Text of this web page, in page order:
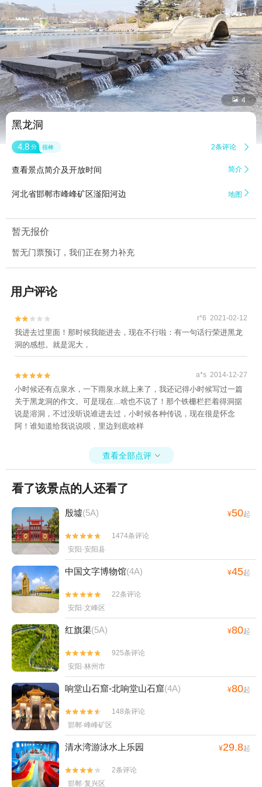
 4
黑龙洞
4.8 分 很棒 2条评论 
查看景点简介及开放时间 简介 
河北省邯郸市峰峰矿区滏阳河边 地图 
暂无报价
暂无门票预订，我们正在努力补充
用户评论

 r*6 2021-02-12
我进去过里面！那时候我能进去，现在不行啦：有一句话行荣进黑龙
洞的感想。就是泥大，

 a*s 2014-12-27
小时候还有点泉水，一下雨泉水就上来了，我还记得小时候写过一篇
关于黑龙洞的作文。可是现在...啥也不说了！那个铁栅栏拦着得洞据
说是溶洞，不过没听说谁进去过，小时候各种传说，现在很是怀念
阿！谁知道给我说说呗，里边到底啥样
查看全部点评 
看了该景点的人还看了
殷墟(5A) ¥50起


1474条评论
安阳·安阳县
中国文字博物馆(4A) ¥45起


22条评论
安阳·文峰区
红旗渠(5A) ¥80起


925条评论
安阳·林州市
响堂山石窟-北响堂山石窟(4A) ¥80起


148条评论
邯郸·峰峰矿区
清水湾游泳水上乐园 ¥29.8起


2条评论
邯郸·复兴区
